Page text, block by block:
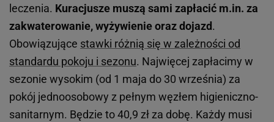
leczenia. Kuracjusze muszą sami zapłacić m.in. za
zakwaterowanie, wyżywienie oraz dojazd.
Obowiązujące stawki różnią się w zależności od
standardu pokoju i sezonu. Najwięcej zapłacimy w
sezonie wysokim (od 1 maja do 30 września) za
pokój jednoosobowy z pełnym węzłem higieniczno-
sanitarnym. Będzie to 40,9 zł za dobę. Każdy musi